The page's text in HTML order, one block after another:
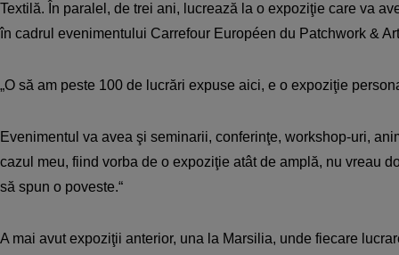
Textilă. În paralel, de trei ani, lucrează la o expoziţie care va
în cadrul evenimentului Carrefour Européen du Patchwork &
„O să am peste 100 de lucrări expuse aici, e o expoziţie
Evenimentul va avea şi seminarii, conferinţe, workshop-uri,
cazul meu, fiind vorba de o expoziţie atât de amplă, nu vreau
să spun o poveste.“
A mai avut expoziţii anterior, una la Marsilia, unde fiecare